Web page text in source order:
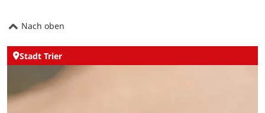
Nach oben
Stadt Trier